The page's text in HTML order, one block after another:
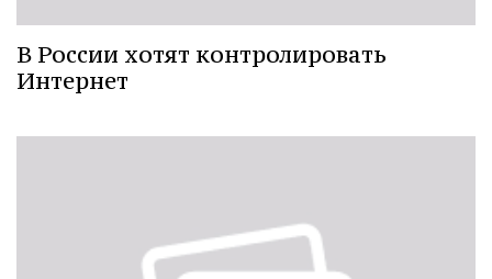
В России хотят контролировать
Интернет